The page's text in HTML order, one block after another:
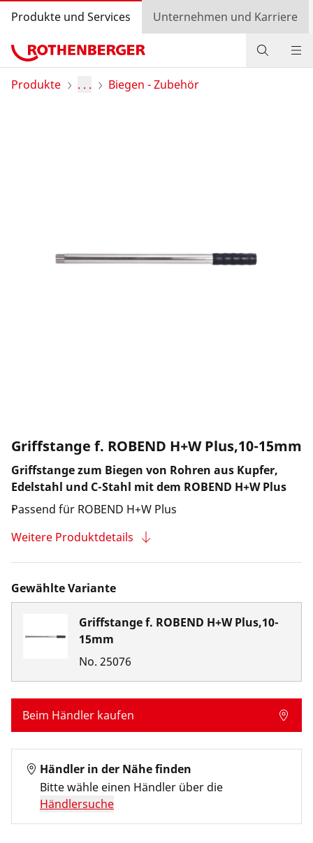
Produkte und Services Unternehmen und Karriere
Produkte
Produkte . . . Biegen - Zubehör
Griffstange f. ROBEND H+W Plus,10-15mm
Griffstange zum Biegen von Rohren aus Kupfer,
Edelstahl und C-Stahl mit dem ROBEND H+W Plus
Passend für ROBEND H+W Plus
Weitere Produktdetails
Gewählte Variante
Griffstange f. ROBEND H+W Plus,10-
15mm
No. 25076
Beim Händler kaufen
Händler in der Nähe finden
Bitte wähle einen Händler über die
Händlersuche